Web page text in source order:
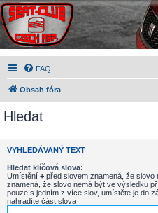
FAQ
Obsah fóra
Hledat
VYHLEDÁVANÝ TEXT
Hledat klíčová slova:
Umístění + před slovem znamená, že
znamená, že slovo nemá být ve výsledku
pouze s jedním z více slov, umístěte je do
nahradíte část slova